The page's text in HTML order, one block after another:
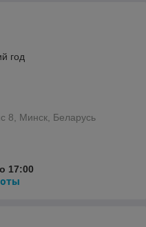
год
8, Минск, Беларусь
17:00